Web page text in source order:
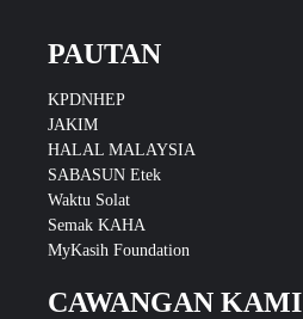
PAUTAN
KPDNHEP
JAKIM
HALAL MALAYSIA
SABASUN Etek
Waktu Solat
Semak KAHA
MyKasih Foundation
CAWANGAN KAMI